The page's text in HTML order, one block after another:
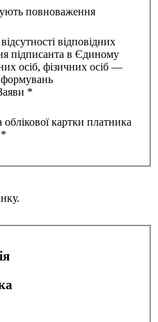
повноваження
відповідних
підписанта в Єдиному
осіб, фізичних осіб —
формувань
*
картки платника
*